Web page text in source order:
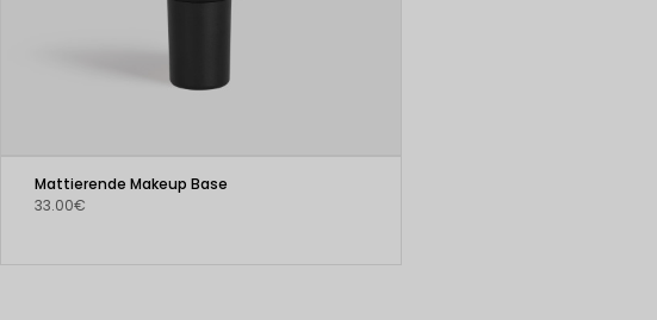
Mattierende Makeup Base
33.00€